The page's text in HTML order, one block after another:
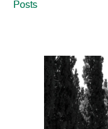
Posts